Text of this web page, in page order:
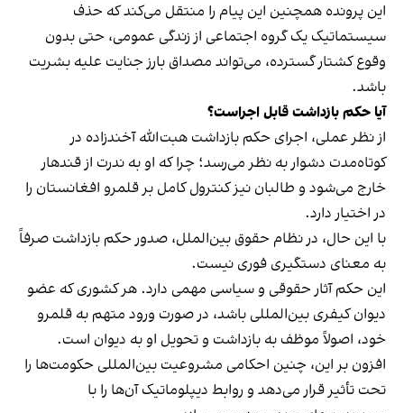
این پرونده همچنین این پیام را منتقل می‌کند که حذف
سیستماتیک یک گروه اجتماعی از زندگی عمومی، حتی بدون
وقوع کشتار گسترده، می‌تواند مصداق بارز جنایت علیه بشریت
باشد.
آیا حکم بازداشت قابل اجراست؟
از نظر عملی، اجرای حکم بازداشت هبت‌الله آخندزاده در
کوتاه‌مدت دشوار به نظر می‌رسد؛ چرا که او به ندرت از قندهار
خارج می‌شود و طالبان نیز کنترول کامل بر قلمرو افغانستان را
در اختیار دارد.
با این حال، در نظام حقوق بین‌الملل، صدور حکم بازداشت صرفاً
به معنای دستگیری فوری نیست.
این حکم آثار حقوقی و سیاسی مهمی دارد. هر کشوری که عضو
دیوان کیفری بین‌المللی باشد، در صورت ورود متهم به قلمرو
خود، اصولاً موظف به بازداشت و تحویل او به دیوان است.
افزون بر این، چنین احکامی مشروعیت بین‌المللی حکومت‌ها را
تحت تأثیر قرار می‌دهد و روابط دیپلوماتیک آن‌ها را با